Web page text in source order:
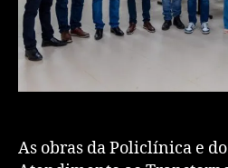
As obras da Policlínica e